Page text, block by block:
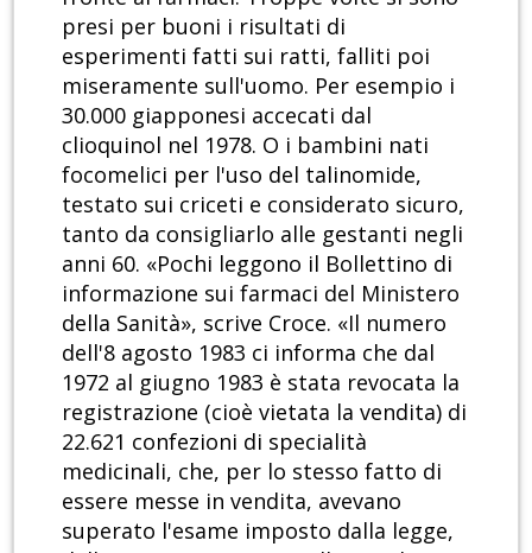
presi per buoni i risultati di
esperimenti fatti sui ratti, falliti poi
miseramente sull'uomo. Per esempio i
30.000 giapponesi accecati dal
clioquinol nel 1978. O i bambini nati
focomelici per l'uso del talinomide,
testato sui criceti e considerato sicuro,
tanto da consigliarlo alle gestanti negli
anni 60. «Pochi leggono il Bollettino di
informazione sui farmaci del Ministero
della Sanità», scrive Croce. «Il numero
dell'8 agosto 1983 ci informa che dal
1972 al giugno 1983 è stata revocata la
registrazione (cioè vietata la vendita) di
22.621 confezioni di specialità
medicinali, che, per lo stesso fatto di
essere messe in vendita, avevano
superato l'esame imposto dalla legge,